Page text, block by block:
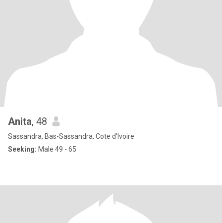
Anita, 48
Sassandra, Bas-Sassandra, Cote d'Ivoire
Seeking: Male 49 - 65